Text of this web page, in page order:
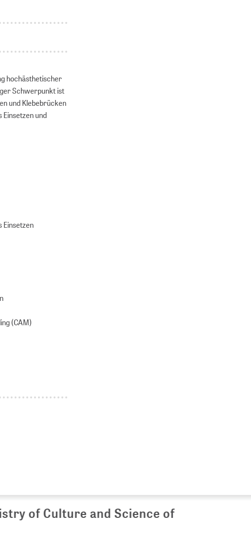
hochästhetischer
Schwerpunkt ist
und Klebebrücken
und
Einsetzen
(CAM)
of Culture and Science of